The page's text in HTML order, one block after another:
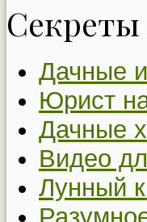
Секреты
Дачные
Юрист
Дачные
Видео
Лунный